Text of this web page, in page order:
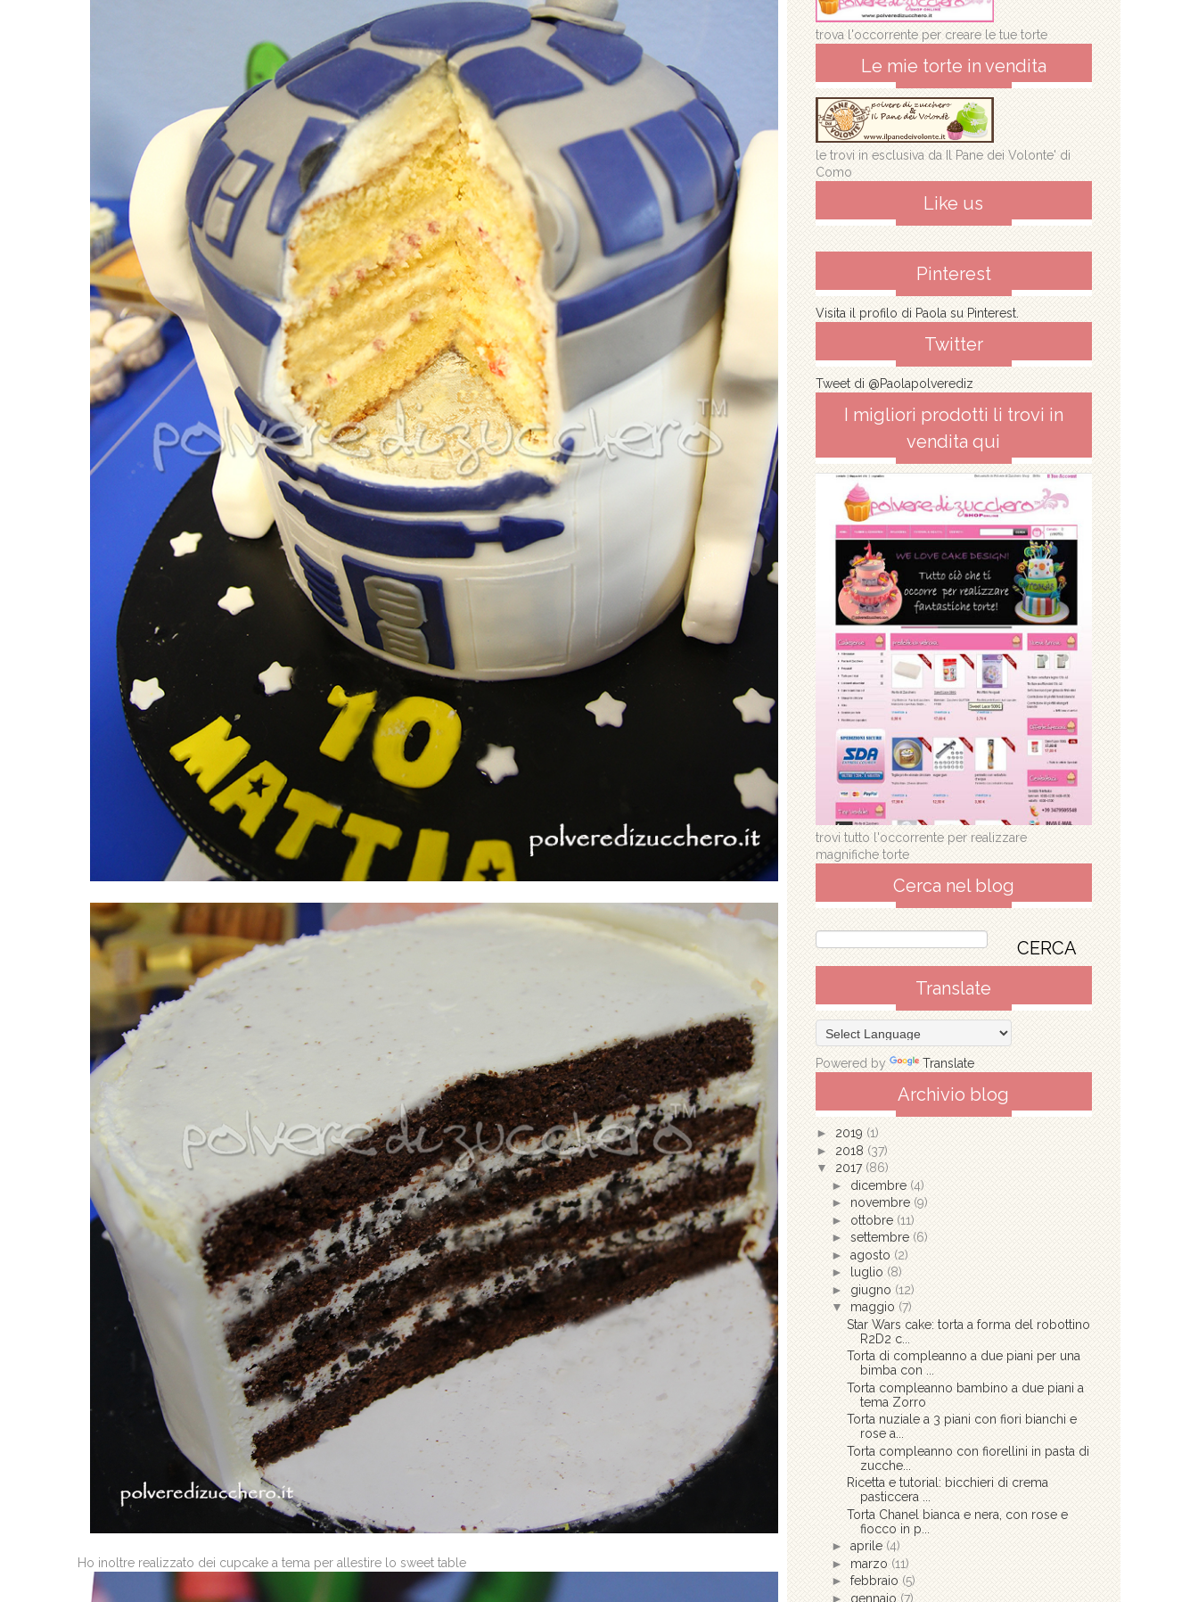
Ho inoltre realizzato dei cupcake a tema per allestire lo sweet table
trova l'occorrente per creare le tue torte
Le mie torte in vendita
le trovi in esclusiva da Il Pane dei Volonte' di
Como
Like us
Pinterest
Visita il profilo di Paola su Pinterest.
Twitter
Tweet di @Paolapolverediz
I migliori prodotti li trovi in
vendita qui
trovi tutto l'occorrente per realizzare
magnifiche torte
Cerca nel blog
Translate
Powered by Translate
Archivio blog
► 2019 (1)
► 2018 (37)
▼ 2017 (86)
► dicembre (4)
► novembre (9)
► ottobre (11)
► settembre (6)
► agosto (2)
►
luglio (8)
► giugno (12)
▼ maggio (7)
Star Wars cake: torta a forma del robottino
R2D2 c...
Torta di compleanno a due piani per una
bimba con ...
Torta compleanno bambino a due piani a
tema Zorro
Torta nuziale a 3 piani con fiori bianchi e
rose a...
Torta compleanno con fiorellini in pasta di
zucche...
Ricetta e tutorial: bicchieri di crema
pasticcera ...
Torta Chanel bianca e nera, con rose e
fiocco in p...
► aprile (4)
► marzo (11)
► febbraio (5)
► gennaio (7)